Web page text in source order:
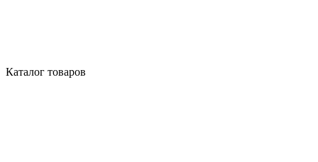
Каталог товаров